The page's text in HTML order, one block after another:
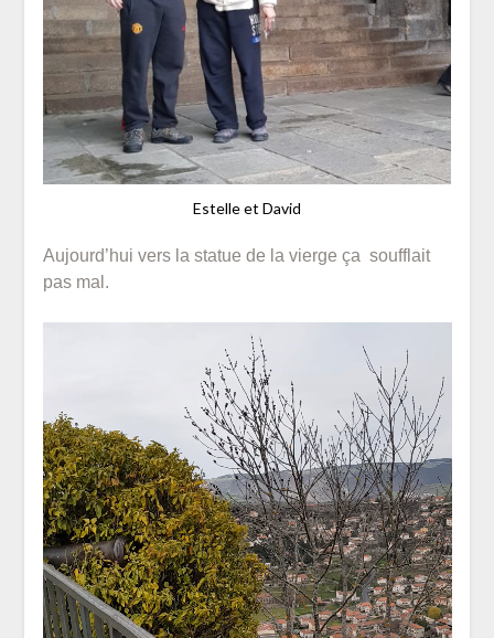
Estelle et David
Aujourd’hui vers la statue de la vierge ça soufflait
pas mal.